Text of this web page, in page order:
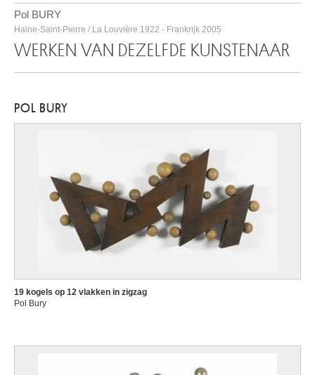
Pol BURY
Haine-Saint-Pierre / La Louvière 1922 - Frankrijk 2005
WERKEN VAN DEZELFDE KUNSTENAAR
POL BURY
19 kogels op 12 vlakken in zigzag
Pol Bury